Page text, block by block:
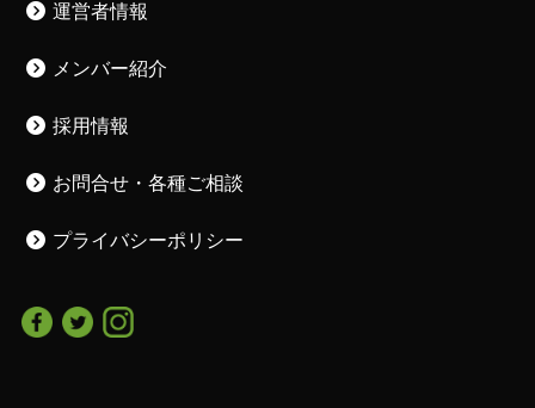
運営者情報
メンバー紹介
採用情報
お問合せ・各種ご相談
プライバシーポリシー